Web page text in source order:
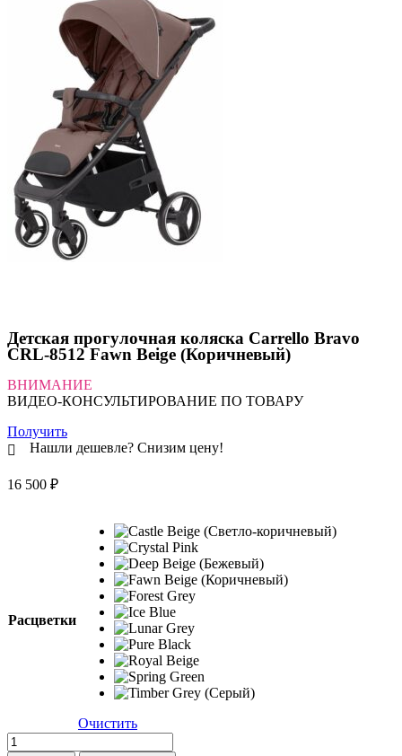
Детская прогулочная коляска Carrello Bravo
CRL-8512 Fawn Beige (Коричневый)
ВНИМАНИЕ
ВИДЕО-КОНСУЛЬТИРОВАНИЕ ПО ТОВАРУ
Получить
Нашли дешевле? Снизим цену!
16 500 ₽
Расцветки
Очистить
Количество